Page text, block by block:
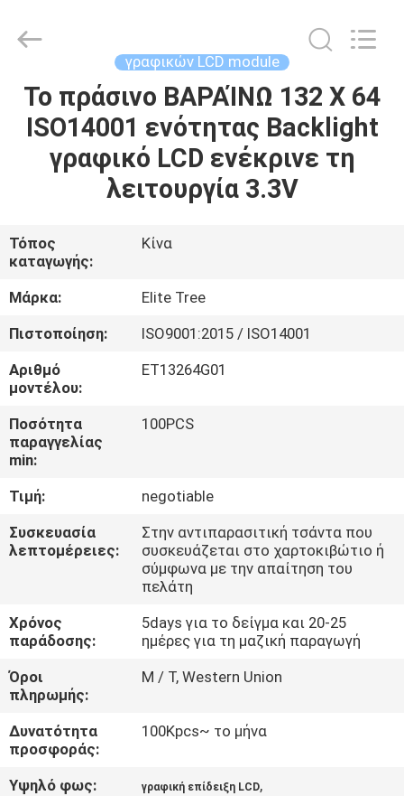
ΑΡΧΙΚΉ
ΣΕΛΊΔΑ
ΠΡΟΪΌΝΤΑ
ΒΊΝΤΕΟ
ΣΧΕΤΙΚΆ
ΜΕ
ΕΜΆΣ
ΓΎΡΟΣ
ΕΡΓΟΣΤΑΣΊΩΝ
ΠΟΙΟΤΙΚΌΣ
ΈΛΕΓΧΟΣ
ΝΈΑ
ΖΗΤΉΣΤΕ
ΈΝΑ
ΑΠΌΣΠΑΣΜΑ
Technology.
γραφικών LCD module
Το πράσινο ΒΑΡΑΊΝΩ 132 X 64
ISO14001 ενότητας Backlight
γραφικό LCD ενέκρινε τη
λειτουργία 3.3V
Τόπος
καταγωγής:
Κίνα
Μάρκα:
Elite Tree
Πιστοποίηση:
ISO9001:2015 / ISO14001
Αριθμό
μοντέλου:
ET13264G01
Ποσότητα
παραγγελίας
min:
100PCS
Τιμή:
negotiable
Συσκευασία
λεπτομέρειες:
Στην αντιπαρασιτική τσάντα που
συσκευάζεται στο χαρτοκιβώτιο ή
σύμφωνα με την απαίτηση του
πελάτη
Χρόνος
παράδοσης:
5days για το δείγμα και 20-25
ημέρες για τη μαζική παραγωγή
Όροι
πληρωμής:
Μ / Τ, Western Union
Δυνατότητα
προσφοράς:
100Kpcs~ το μήνα
Υψηλό φως: γραφική επίδειξη LCD,